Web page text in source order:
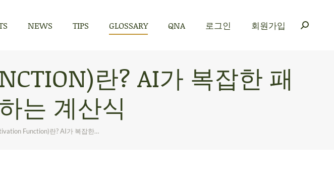
NEWS TIPS GLOSSARY QNA 로그인 회원가입
란? AI가 복잡한 패
는 계산식
Function)란? AI가 복잡한…
로그인 회원가입